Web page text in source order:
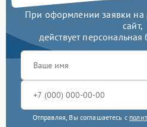
При оформлении заявки на
сайт,
действует
Отправляя, Вы соглашаетесь с